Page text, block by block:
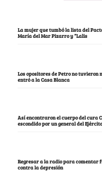
La mujer que tumbó la lista del
María del Mar Pizarro y “Lalis
Los opositores de Petro no
entró a la Casa Blanca
Así encontraron el cuerpo del cura
escondido por un general del Ejército
Regresar a la radio para comentar
contra la depresión